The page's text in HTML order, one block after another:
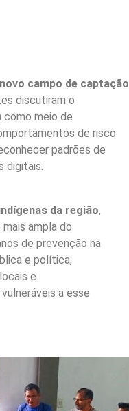
campo de captação
discutiram o
como meio de
de risco
padrões de
digitais.
da região,
ampla do
de prevenção na
e política,
e
a esse